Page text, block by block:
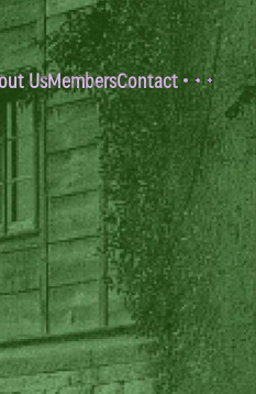
UsMembersContact Open